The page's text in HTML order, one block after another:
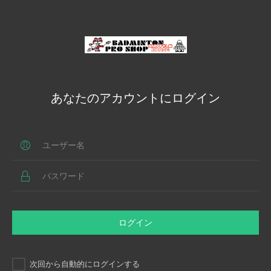
あなたのアカウントにログイン
ログイン
次回から自動的にログインする